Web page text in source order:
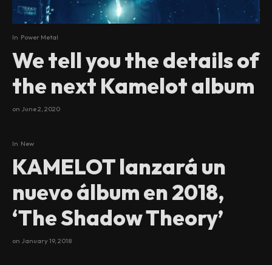
In Power Metal
We tell you the details of
the next Kamelot album
on June 2, 2020
In New
KAMELOT lanzará un
nuevo álbum en 2018,
‘The Shadow Theory’
on January 19, 2018